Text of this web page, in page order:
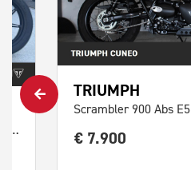
Speed Twin 900 Pure White/Blue/Orange Abs
TRIUMPH
Scrambler 900 Abs E5
€ 7.900